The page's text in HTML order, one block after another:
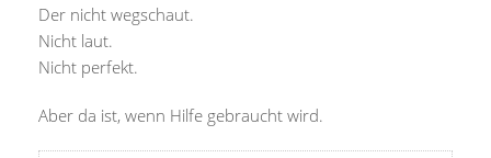
Der nicht wegschaut.
Nicht laut.
Nicht perfekt.
Aber da ist, wenn Hilfe gebraucht wird.